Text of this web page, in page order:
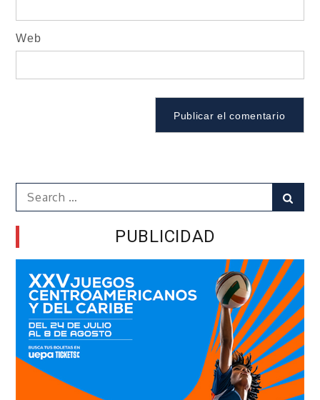
Web
Search
for:
PUBLICIDAD